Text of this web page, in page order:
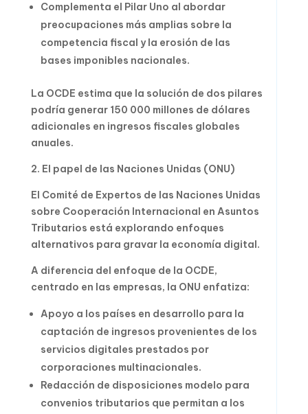
Complementa el Pilar Uno al abordar
preocupaciones más amplias sobre la
competencia fiscal y la erosión de las
bases imponibles nacionales.
La OCDE estima que la solución de dos pilares
podría generar 150 000 millones de dólares
adicionales en ingresos fiscales globales
anuales.
2. El papel de las Naciones Unidas (ONU)
El Comité de Expertos de las Naciones Unidas
sobre Cooperación Internacional en Asuntos
Tributarios está explorando enfoques
alternativos para gravar la economía digital.
A diferencia del enfoque de la OCDE,
centrado en las empresas, la ONU enfatiza:
Apoyo a los países en desarrollo para la
captación de ingresos provenientes de los
servicios digitales prestados por
corporaciones multinacionales.
Redacción de disposiciones modelo para
convenios tributarios que permitan a los